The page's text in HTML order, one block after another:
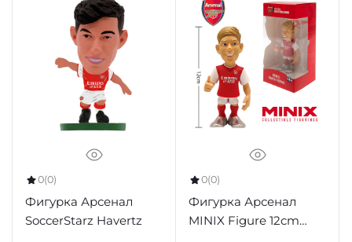
0(0)
Фигурка Арсенал
SoccerStarz Havertz
0(0)
Фигурка Арсенал
MINIX Figure 12cm